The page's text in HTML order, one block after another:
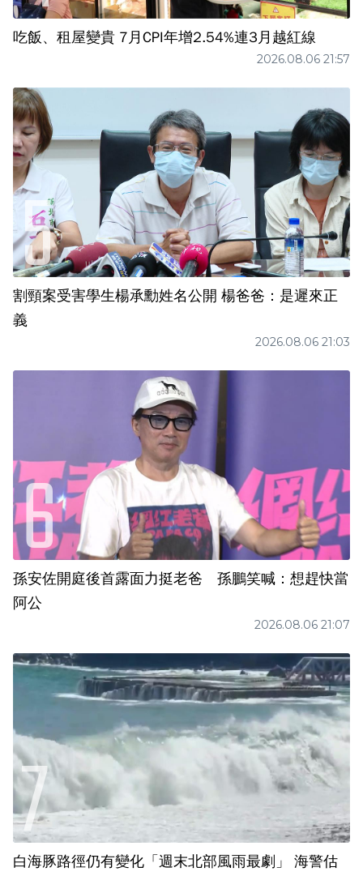
吃飯、租屋變貴 7月CPI年增2.54%連3月越紅線
2026.08.06 21:57
割頸案受害學生楊承勳姓名公開 楊爸爸：是遲來正
義
2026.08.06 21:03
孫安佐開庭後首露面力挺老爸 孫鵬笑喊：想趕快當
阿公
2026.08.06 21:07
白海豚路徑仍有變化「週末北部風雨最劇」 海警估